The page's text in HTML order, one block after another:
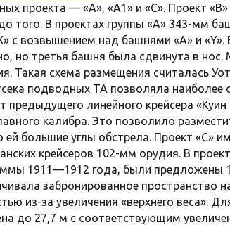
проекта — «А», «А1» и «С». Проект
того. В проектах группы «А» 343-мм
с возвышением над башнями «A» и «Y».
но третья башня была сдвинута в
Такая схема размещения считалась
подводных ТА позволяла наиболее
предыдущего линейного крейсера
калибра. Это позволило
большие углы обстрела. Проект «С»
крейсеров 102-мм орудия. В
1911—1912 года, были
забронированное пространство
из-за увеличения «верхнего веса».
до 27,7 м с соответствующим